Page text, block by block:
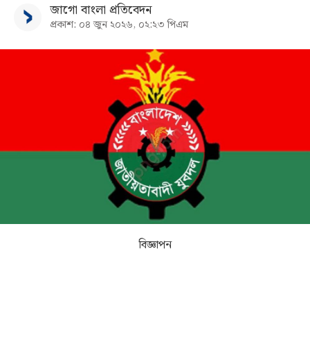
বিভাগজাগো বাংলা প্রতিবেদন
প্রকাশ: ০৪ জুন ২০২৬, ০২:২৩ পিএম
বিজ্ঞাপন